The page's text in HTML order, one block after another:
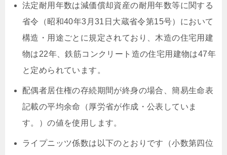
法定耐用年数は減価償却資産の耐用年数等に関する
省令（昭和40年3月31日大蔵省令第15号）において
構造・用途ごとに規定されており、木造の住宅用建
物は22年、鉄筋コンクリート造の住宅用建物は47年
と定められています。
配偶者居住権の存続期間が終身の場合、簡易生命表
記載の平均余命（厚労省が作成・公表していま
す。）の値を使用します。
ライプニッツ係数は以下のとおりです（小数第四位